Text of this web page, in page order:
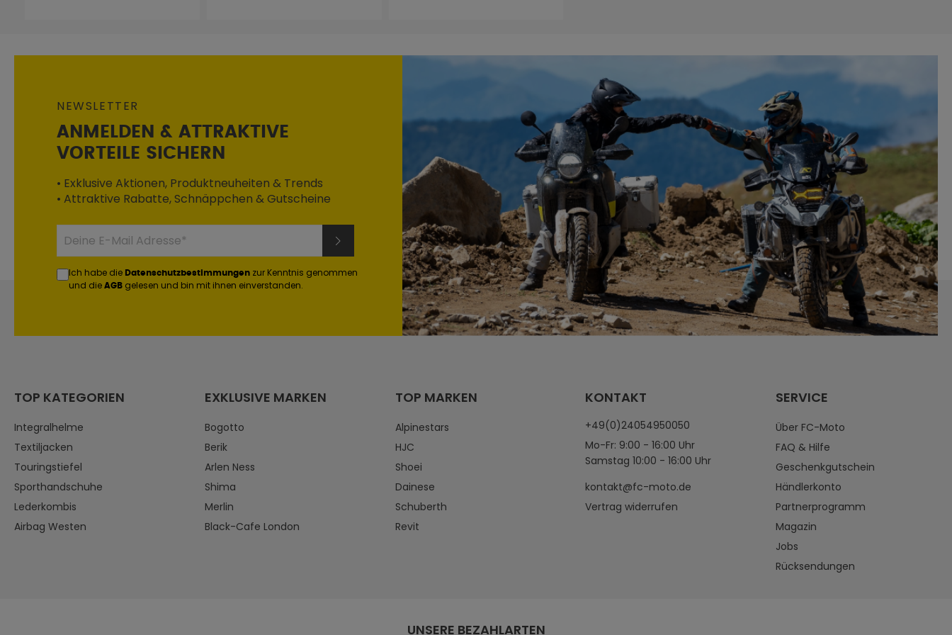
NEWSLETTER
ANMELDEN & ATTRAKTIVE
VORTEILE SICHERN
• Exklusive Aktionen, Produktneuheiten & Trends
• Attraktive Rabatte, Schnäppchen & Gutscheine
Ich habe die Datenschutzbestimmungen zur Kenntnis genommen
und die AGB gelesen und bin mit ihnen einverstanden.
TOP KATEGORIEN
Integralhelme
Textiljacken
Touringstiefel
Sporthandschuhe
Lederkombis
Airbag Westen
EXKLUSIVE MARKEN
Bogotto
Berik
Arlen Ness
Shima
Merlin
Black-Cafe London
TOP MARKEN
Alpinestars
HJC
Shoei
Dainese
Schuberth
Revit
KONTAKT
+49(0)24054950050
Mo-Fr: 9:00 - 16:00 Uhr
Samstag 10:00 - 16:00 Uhr
kontakt@fc-moto.de
Vertrag widerrufen
SERVICE
Über FC-Moto
FAQ & Hilfe
Geschenkgutschein
Händlerkonto
Partnerprogramm
Magazin
Jobs
Rücksendungen
UNSERE BEZAHLARTEN